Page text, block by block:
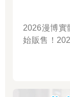
2026漫博實
始販售！
上十點開
2026/7/23